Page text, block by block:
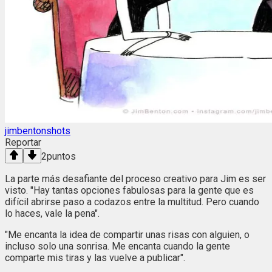
jimbentonshots
Reportar
2puntos
La parte más desafiante del proceso creativo para Jim es ser
visto. "Hay tantas opciones fabulosas para la gente que es
difícil abrirse paso a codazos entre la multitud. Pero cuando
lo haces, vale la pena".
"Me encanta la idea de compartir unas risas con alguien, o
incluso solo una sonrisa. Me encanta cuando la gente
comparte mis tiras y las vuelve a publicar".